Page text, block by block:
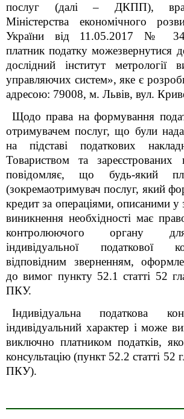
послуг (далі – ДКПП),
Міністерства економічного
України від 11.05.2017 №
платник податку можезвернутися
дослідний інститут метрології
управляючих систем», яке є
адресою: 79008, м. Львів, вул.
Щодо права на формування
отримувачем послуг, що були
на підставі податкових
Товариством та
повідомляє, що будь-який
(зокремаотримувач послуг, який
кредит за операціями, описаними у
виникнення необхідності має
контролюючого органу
індивідуальної податкової
відповідним зверненням,
до вимог пункту 52.1 статті 52
ПКУ.
Індивідуальна податкова
індивідуальний характер і може
виключно платником податків,
консультацію (пункт 52.2 статті 52
ПКУ).